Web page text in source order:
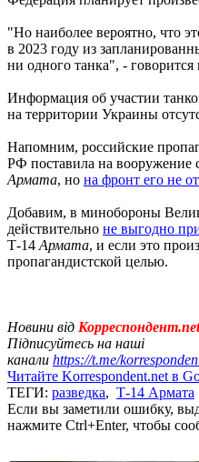
"Но наиболее вероятно, что
в 2023 году из
ни одного танка", -
Информация об участии
на территории Украины
Напомним, российские
РФ поставила на
Армата, но на фронт его не
Добавим, в минобороны
действительно не выгодно
Т-14 Армата, и если это
пропагандистской целью.
Новини від
Підписуйтесь на наші
канали https://t.me/
Читайте Korrespondent.net в
ТЕГИ: разведка, Т-14 Армата
Если вы заметили ошибку,
нажмите Ctrl+Enter, чтобы